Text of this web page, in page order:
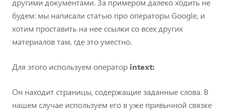
другими документами. За примером далеко ходить не
будем: мы написали статью про операторы Google, и
хотим проставить на нее ссылки со всех других
материалов там, где это уместно.
Для этого используем оператор intext:
Он находит страницы, содержащие заданные слова. В
нашем случае используем его в уже привычной связке